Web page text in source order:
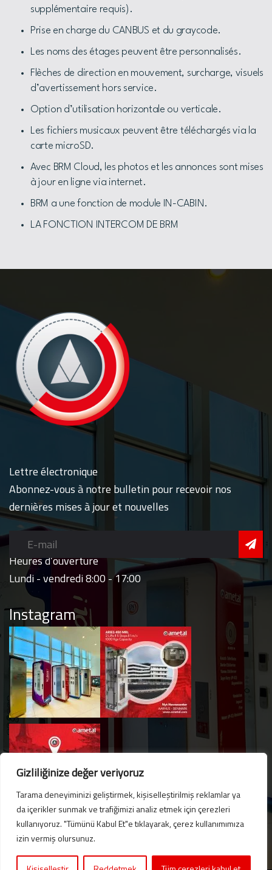
Gizliliğinize değer veriyoruz
Tarama deneyiminizi geliştirmek, kişiselleştirilmiş reklamlar ya
da içerikler sunmak ve trafiğimizi analiz etmek için çerezleri
kullanıyoruz. "Tümünü Kabul Et"e tıklayarak, çerez kullanımımıza
izin vermiş olursunuz.
supplémentaire requis).
Prise en charge du CANBUS et du graycode.
Les noms des étages peuvent être personnalisés.
Flèches de direction en mouvement, surcharge, visuels
d’avertissement hors service.
Option d’utilisation horizontale ou verticale.
Les fichiers musicaux peuvent être téléchargés via la
carte microSD.
Avec BRM Cloud, les photos et les annonces sont mises
à jour en ligne via internet.
BRM a une fonction de module IN-CABIN.
LA FONCTION INTERCOM DE BRM
Lettre électronique
Abonnez-vous à notre bulletin pour recevoir nos
dernières mises à jour et nouvelles
Heures d’ouverture
Lundi - vendredi 8:00 - 17:00
Instagram
Hello. Got questions?
Let's talk on WhatsApp!